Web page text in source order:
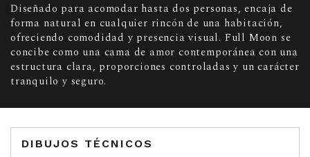
Diseñado para acomodar hasta dos personas, encaja de
forma natural en cualquier rincón de una habitación,
ofreciendo comodidad y presencia visual. Full Moon se
concibe como una cama de amor contemporánea con una
estructura clara, proporciones controladas y un carácter
tranquilo y seguro.
DIBUJOS TÉCNICOS